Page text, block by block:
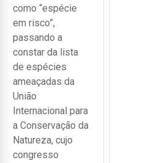
como “espécie
em risco”,
passando a
constar da lista
de espécies
ameaçadas da
União
Internacional para
a Conservação da
Natureza, cujo
congresso